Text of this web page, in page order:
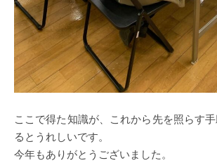
ここで得た知識が、これから先を照らす
るとうれしいです。
今年もありがとうございました。